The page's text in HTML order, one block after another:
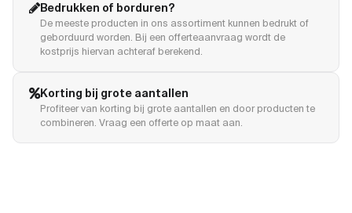
Bedrukken of borduren?
De meeste producten in ons assortiment kunnen bedrukt of
geborduurd worden. Bij een offerteaanvraag wordt de
kostprijs hiervan achteraf berekend.
Korting bij grote aantallen
Profiteer van korting bij grote aantallen en door producten te
combineren. Vraag een offerte op maat aan.